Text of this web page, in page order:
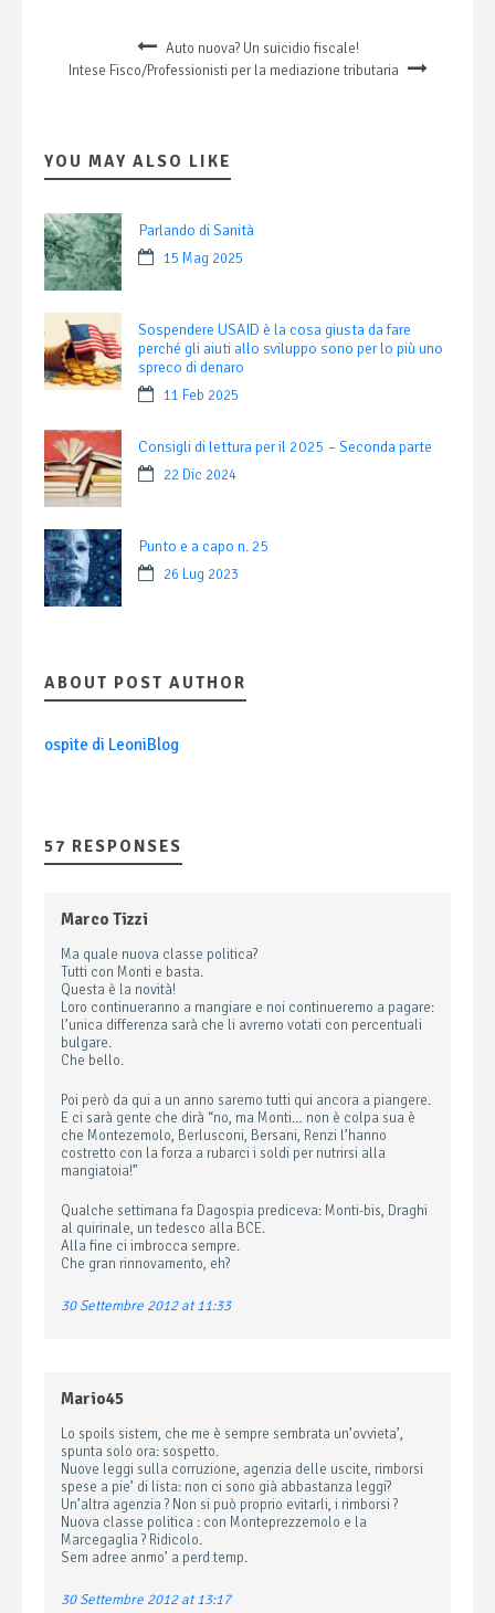
Auto nuova? Un suicidio fiscale!
Intese Fisco/Professionisti per la mediazione tributaria
YOU MAY ALSO LIKE
Parlando di Sanità
15 Mag 2025
Sospendere USAID è la cosa giusta da fare
perché gli aiuti allo sviluppo sono per lo più uno
spreco di denaro
11 Feb 2025
Consigli di lettura per il 2025 – Seconda parte
22 Dic 2024
Punto e a capo n. 25
26 Lug 2023
ABOUT POST AUTHOR
ospite di LeoniBlog
57 RESPONSES
Marco Tizzi
Ma quale nuova classe politica?
Tutti con Monti e basta.
Questa è la novità!
Loro continueranno a mangiare e noi continueremo a pagare:
l’unica differenza sarà che li avremo votati con percentuali
bulgare.
Che bello.
Poi però da qui a un anno saremo tutti qui ancora a piangere.
E ci sarà gente che dirà “no, ma Monti… non è colpa sua è
che Montezemolo, Berlusconi, Bersani, Renzi l’hanno
costretto con la forza a rubarci i soldi per nutrirsi alla
mangiatoia!”
Qualche settimana fa Dagospia prediceva: Monti-bis, Draghi
al quirinale, un tedesco alla BCE.
Alla fine ci imbrocca sempre.
Che gran rinnovamento, eh?
30 Settembre 2012 at 11:33
Mario45
Lo spoils sistem, che me è sempre sembrata un’ovvieta’,
spunta solo ora: sospetto.
Nuove leggi sulla corruzione, agenzia delle uscite, rimborsi
spese a pie’ di lista: non ci sono già abbastanza leggi?
Un’altra agenzia ? Non si può proprio evitarli, i rimborsi ?
Nuova classe politica : con Monteprezzemolo e la
Marcegaglia ? Ridicolo.
Sem adree anmo’ a perd temp.
30 Settembre 2012 at 13:17